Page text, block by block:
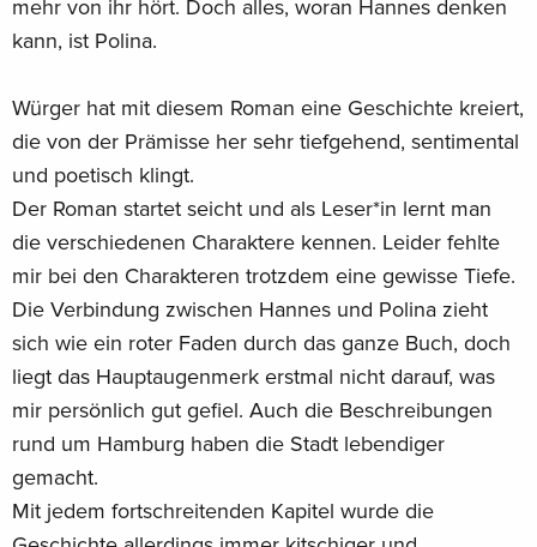
mehr von ihr hört. Doch alles, woran Hannes denken
kann, ist Polina.
Würger hat mit diesem Roman eine Geschichte kreiert,
die von der Prämisse her sehr tiefgehend, sentimental
und poetisch klingt.
Der Roman startet seicht und als Leser*in lernt man
die verschiedenen Charaktere kennen. Leider fehlte
mir bei den Charakteren trotzdem eine gewisse Tiefe.
Die Verbindung zwischen Hannes und Polina zieht
sich wie ein roter Faden durch das ganze Buch, doch
liegt das Hauptaugenmerk erstmal nicht darauf, was
mir persönlich gut gefiel. Auch die Beschreibungen
rund um Hamburg haben die Stadt lebendiger
gemacht.
Mit jedem fortschreitenden Kapitel wurde die